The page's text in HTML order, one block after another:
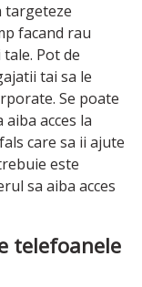
targeteze
facand rau
Pot de
tai sa le
Se poate
acces la
care sa ii ajute
este
sa aiba acces
telefoanele